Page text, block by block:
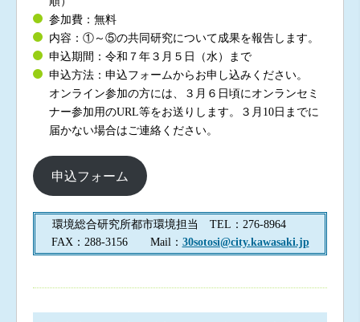
参加費：無料
内容：①～⑤の共同研究について成果を報告します。
申込期間：令和７年３月５日（水）まで
申込方法：申込フォームからお申し込みください。
オンライン参加の方には、３月６日頃にオンランセミ
ナー参加用のURL等をお送りします。３月10日までに
届かない場合はご連絡ください。
申込フォーム
環境総合研究所都市環境担当 TEL：276-8964
FAX：288-3156 Mail： 30sotosi@city.kawasaki.jp